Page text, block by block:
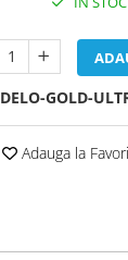
DELO-GOLD-
Adauga la